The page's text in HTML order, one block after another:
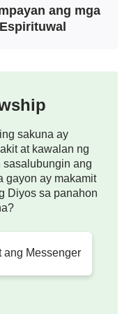
gawin ang
bilang
gawin. Ito ang
sa Diyos.
paniniwala sa
mga
natin ang
ang mga
sakuna ay
at kawalan ng
sasalubungin ang
gayon ay makamit
Diyos sa panahon
ang Messenger